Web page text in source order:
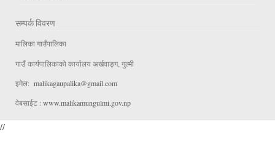
सम्पर्क विवरण
मालिका गाउँपालिका
गाउँ कार्यपालिकाको कार्यालय अर्खवाङ्ग, गुल्मी
इमेल: malikagaupalika@gmail.com
वेबसाईट : www.malikamungulmi.gov.np
//